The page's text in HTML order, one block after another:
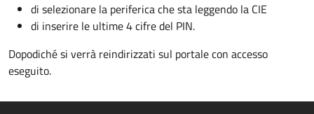
di selezionare la periferica che sta leggendo la CIE
di inserire le ultime 4 cifre del PIN.
Dopodiché si verrà reindirizzati sul portale con accesso
eseguito.